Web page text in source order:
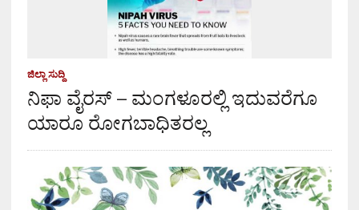
ಜಿಲ್ಲಾ ಸುದ್ದಿ
ನಿಫಾ ವೈರಸ್ – ಮಂಗಳೂರಲ್ಲಿ ಇದುವರೆಗೂ
ಯಾರೂ ರೋಗಬಾಧಿತರಲ್ಲ